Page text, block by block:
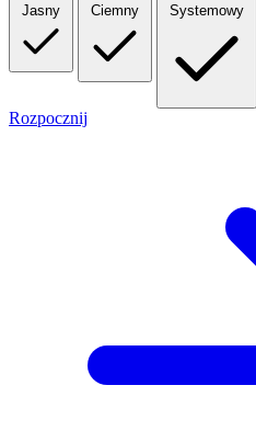
Jasny Ciemny Systemowy
Rozpocznij